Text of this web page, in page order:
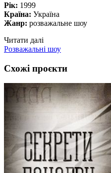
Рік: 1999
Країна: Україна
Жанр: розважальне шоу
Читати далі
Розважальні шоу
Схожі проєкти